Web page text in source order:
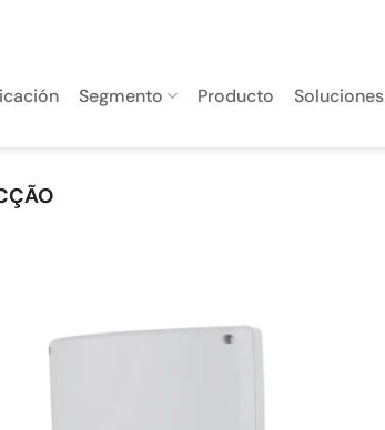
Segmento Producto Soluciones